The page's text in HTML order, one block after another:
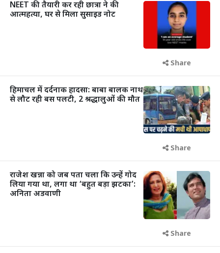
NEET की तैयारी कर रही छात्रा ने की
आत्महत्या, घर से मिला सुसाइड नोट
Share
हिमाचल में दर्दनाक हादसा: बाबा बालक नाथ
से लौट रही बस पलटी, 2 श्रद्धालुओं की मौत
Share
राजेश खन्ना को जब पता चला कि उन्हें गोद
लिया गया था, लगा था ‘बहुत बड़ा झटका’:
अनिता अडवाणी
Share